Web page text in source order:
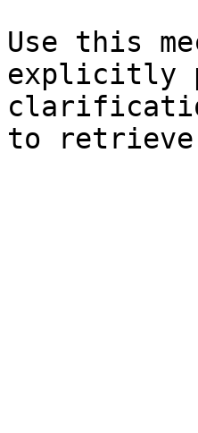
Use this
explicitly